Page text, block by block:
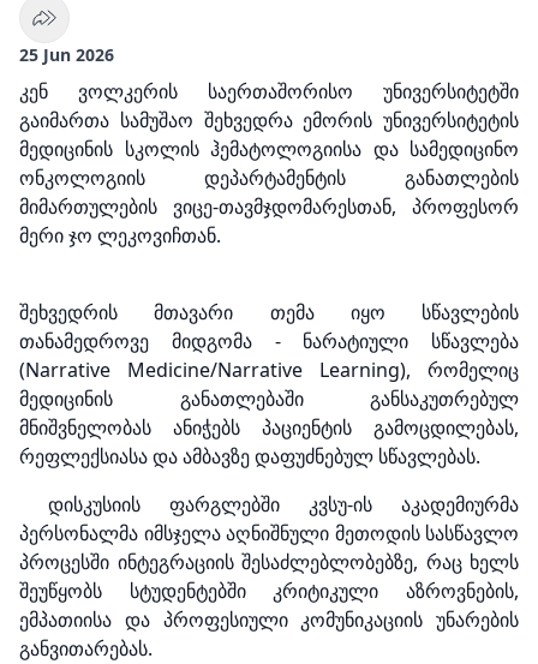
25 Jun 2026
კენ ვოლკერის საერთაშორისო უნივერსიტეტში
გაიმართა სამუშაო შეხვედრა ემორის უნივერსიტეტის
მედიცინის სკოლის ჰემატოლოგიისა და სამედიცინო
ონკოლოგიის დეპარტამენტის განათლების
მიმართულების ვიცე-თავმჯდომარესთან, პროფესორ
მერი ჯო ლეკოვიჩთან.
შეხვედრის მთავარი თემა იყო სწავლების
თანამედროვე მიდგომა - ნარატიული სწავლება
(Narrative Medicine/Narrative Learning), რომელიც
მედიცინის განათლებაში განსაკუთრებულ
მნიშვნელობას ანიჭებს პაციენტის გამოცდილებას,
რეფლექსიასა და ამბავზე დაფუძნებულ სწავლებას.
დისკუსიის ფარგლებში კვსუ-ის აკადემიურმა
პერსონალმა იმსჯელა აღნიშნული მეთოდის სასწავლო
პროცესში ინტეგრაციის შესაძლებლობებზე, რაც ხელს
შეუწყობს სტუდენტებში კრიტიკული აზროვნების,
ემპათიისა და პროფესიული კომუნიკაციის უნარების
განვითარებას.